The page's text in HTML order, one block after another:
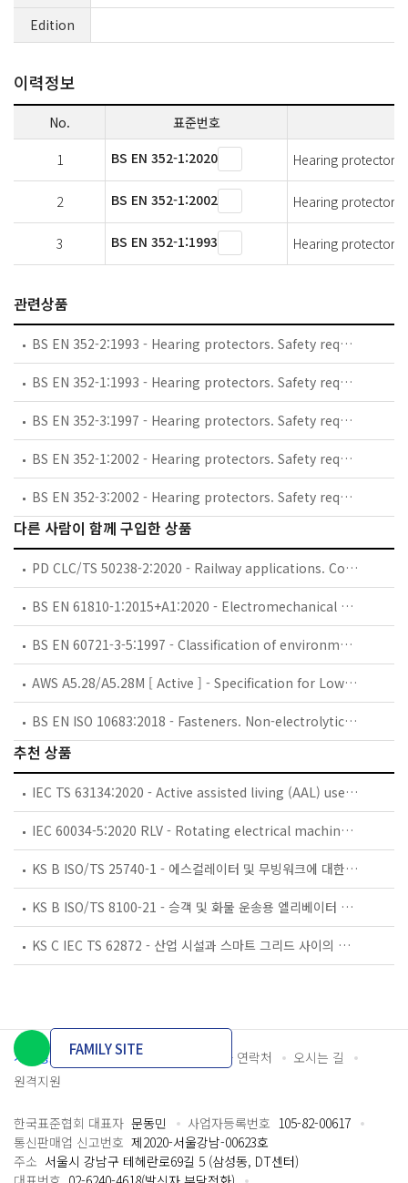
Edition
이력정보
No. 표준번호
1 BS EN 352-1:2020 Hearing
2 BS EN 352-1:2002 Hearing
3 BS EN 352-1:1993 Hearing
관련상품
BS EN 352-2:1993 - Hearing protectors. Safety requirements and testing. Ear plugs.
BS EN 352-1:1993 - Hearing protectors. Safety requirements and testing. Ear muffs.
BS EN 352-3:1997 - Hearing protectors. Safety requirements and testing. Ear-muffs attached to an industrial safety helmet.
BS EN 352-1:2002 - Hearing protectors. Safety requirements and testing. Ear-muffs.
BS EN 352-3:2002 - Hearing protectors. Safety requirements and testing. Ear-muffs attached to an industrial safety helmet.
다른 사람이 함께 구입한 상품
PD CLC/TS 50238-2:2020 - Railway applications. Compatibility between rolling stock and train detection systems. Compatibility with track circuits.
BS EN 61810-1:2015+A1:2020 - Electromechanical elementary relays. General and safety requirements.
BS EN 60721-3-5:1997 - Classification of environmental conditions. Classification of groups of environmental parameters and their severities. Ground vehicle installations.
AWS A5.28/A5.28M [ Active ] - Specification for Low-Alloy Steel Electrodes and Rods for Gas Shielded Arc Welding - 5th Edition
BS EN ISO 10683:2018 - Fasteners. Non-electrolytically applied zinc flake coating systems.
추천 상품
IEC TS 63134:2020 - Active assisted living (AAL) use cases
IEC 60034-5:2020 RLV - Rotating electrical machines - Part 5: Degrees of protection provided by the integral design of rotating electrical machines (IP code) - Classification
KS B ISO/TS 25740-1 - 에스컬레이터 및 무빙워크에 대한 안전요건 — 제1부: 세계공통 필수 안전요건(GESRs)
KS B ISO/TS 8100-21 - 승객 및 화물 운송용 엘리베이터 —제21부: 세계공통 필수안전요건(GESRs)을 충족하는 세계공통 안전 파라미터(GSPs)
KS C IEC TS 62872 - 산업 시설과 스마트 그리드 사이의 산업 공정 측정, 제어 및 자동화 시스템 인터페이스
개인정보처리방침 이용약관 담당자 연락처
오시는 길
원격지원
FAMILY SITE
한국표준협회 대표자 문동민 사업자등록번호 105-82-00617
통신판매업 신고번호 제2020-서울강남-00623호
주소 서울시 강남구 테헤란로69길 5 (삼성동, DT센터)